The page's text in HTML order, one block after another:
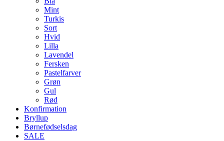
Mint
Turkis
Sort
Hvid
Lilla
Lavendel
Fersken
Pastelfarver
Grøn
Gul
Rød
Konfirmation
Bryllup
Børnefødselsdag
SALE